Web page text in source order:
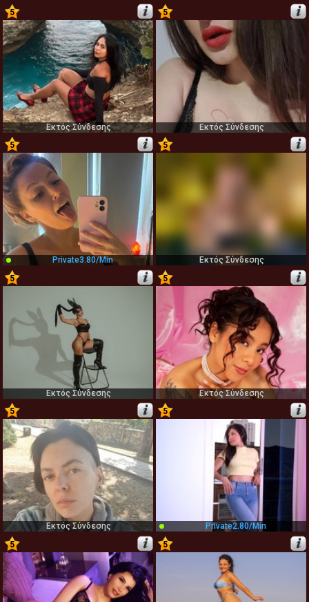
5
63
Εκτός Σύνδεσης
5
64
Εκτός Σύνδεσης
5
65
Private3.80/min
5
Εκτός Σύνδεσης
5
Εκτός Σύνδεσης
5
Εκτός Σύνδεσης
5
69
Εκτός Σύνδεσης
5
Private2.80/min
5
71
5